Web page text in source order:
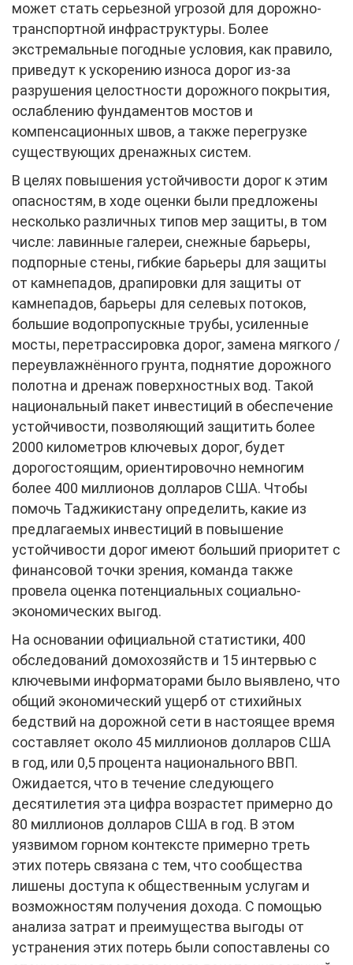
может стать серьезной угрозой для дорожно-
транспортной инфраструктуры. Более
экстремальные погодные условия, как правило,
приведут к ускорению износа дорог из-за
разрушения целостности дорожного покрытия,
ослаблению фундаментов мостов и
компенсационных швов, а также перегрузке
существующих дренажных систем.
В целях повышения устойчивости дорог к этим
опасностям, в ходе оценки были предложены
несколько различных типов мер защиты, в том
числе: лавинные галереи, снежные барьеры,
подпорные стены, гибкие барьеры для защиты
от камнепадов, драпировки для защиты от
камнепадов, барьеры для селевых потоков,
большие водопропускные трубы, усиленные
мосты, перетрассировка дорог, замена мягкого /
переувлажнённого грунта, поднятие дорожного
полотна и дренаж поверхностных вод. Такой
национальный пакет инвестиций в обеспечение
устойчивости, позволяющий защитить более
2000 километров ключевых дорог, будет
дорогостоящим, ориентировочно немногим
более 400 миллионов долларов США. Чтобы
помочь Таджикистану определить, какие из
предлагаемых инвестиций в повышение
устойчивости дорог имеют больший приоритет с
финансовой точки зрения, команда также
провела оценка потенциальных социально-
экономических выгод.
На основании официальной статистики, 400
обследований домохозяйств и 15 интервью с
ключевыми информаторами было выявлено, что
общий экономический ущерб от стихийных
бедствий на дорожной сети в настоящее время
составляет около 45 миллионов долларов США
в год, или 0,5 процента национального ВВП.
Ожидается, что в течение следующего
десятилетия эта цифра возрастет примерно до
80 миллионов долларов США в год. В этом
уязвимом горном контексте примерно треть
этих потерь связана с тем, что сообщества
лишены доступа к общественным услугам и
возможностям получения дохода. С помощью
анализа затрат и преимущества выгоды от
устранения этих потерь были сопоставлены со